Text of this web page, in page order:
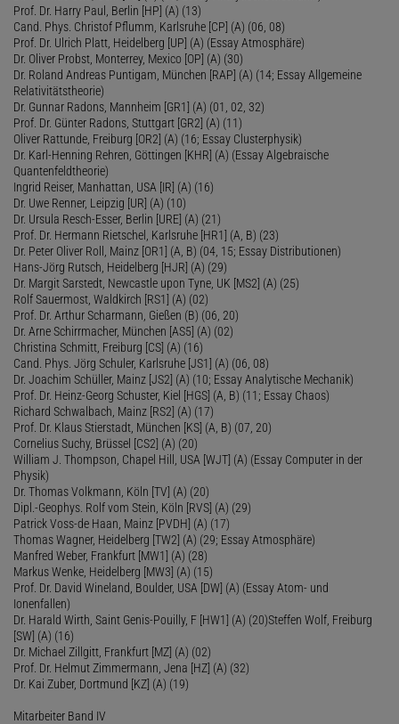
Prof. Dr. Harry Paul, Berlin [HP] (A) (13)
Cand. Phys. Christof Pflumm, Karlsruhe [CP] (A) (06, 08)
Prof. Dr. Ulrich Platt, Heidelberg [UP] (A) (Essay Atmosphäre)
Dr. Oliver Probst, Monterrey, Mexico [OP] (A) (30)
Dr. Roland Andreas Puntigam, München [RAP] (A) (14; Essay Allgemeine
Relativitätstheorie)
Dr. Gunnar Radons, Mannheim [GR1] (A) (01, 02, 32)
Prof. Dr. Günter Radons, Stuttgart [GR2] (A) (11)
Oliver Rattunde, Freiburg [OR2] (A) (16; Essay Clusterphysik)
Dr. Karl-Henning Rehren, Göttingen [KHR] (A) (Essay Algebraische
Quantenfeldtheorie)
Ingrid Reiser, Manhattan, USA [IR] (A) (16)
Dr. Uwe Renner, Leipzig [UR] (A) (10)
Dr. Ursula Resch-Esser, Berlin [URE] (A) (21)
Prof. Dr. Hermann Rietschel, Karlsruhe [HR1] (A, B) (23)
Dr. Peter Oliver Roll, Mainz [OR1] (A, B) (04, 15; Essay Distributionen)
Hans-Jörg Rutsch, Heidelberg [HJR] (A) (29)
Dr. Margit Sarstedt, Newcastle upon Tyne, UK [MS2] (A) (25)
Rolf Sauermost, Waldkirch [RS1] (A) (02)
Prof. Dr. Arthur Scharmann, Gießen (B) (06, 20)
Dr. Arne Schirrmacher, München [AS5] (A) (02)
Christina Schmitt, Freiburg [CS] (A) (16)
Cand. Phys. Jörg Schuler, Karlsruhe [JS1] (A) (06, 08)
Dr. Joachim Schüller, Mainz [JS2] (A) (10; Essay Analytische Mechanik)
Prof. Dr. Heinz-Georg Schuster, Kiel [HGS] (A, B) (11; Essay Chaos)
Richard Schwalbach, Mainz [RS2] (A) (17)
Prof. Dr. Klaus Stierstadt, München [KS] (A, B) (07, 20)
Cornelius Suchy, Brüssel [CS2] (A) (20)
William J. Thompson, Chapel Hill, USA [WJT] (A) (Essay Computer in der
Physik)
Dr. Thomas Volkmann, Köln [TV] (A) (20)
Dipl.-Geophys. Rolf vom Stein, Köln [RVS] (A) (29)
Patrick Voss-de Haan, Mainz [PVDH] (A) (17)
Thomas Wagner, Heidelberg [TW2] (A) (29; Essay Atmosphäre)
Manfred Weber, Frankfurt [MW1] (A) (28)
Markus Wenke, Heidelberg [MW3] (A) (15)
Prof. Dr. David Wineland, Boulder, USA [DW] (A) (Essay Atom- und
Ionenfallen)
Dr. Harald Wirth, Saint Genis-Pouilly, F [HW1] (A) (20)Steffen Wolf, Freiburg
[SW] (A) (16)
Dr. Michael Zillgitt, Frankfurt [MZ] (A) (02)
Prof. Dr. Helmut Zimmermann, Jena [HZ] (A) (32)
Dr. Kai Zuber, Dortmund [KZ] (A) (19)
Mitarbeiter Band IV